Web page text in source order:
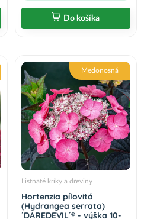
Do košíka
Medonosná
Listnaté kríky a dreviny
Hortenzia pílovitá
(Hydrangea serrata)
´DAREDEVIL´® - výška 10-